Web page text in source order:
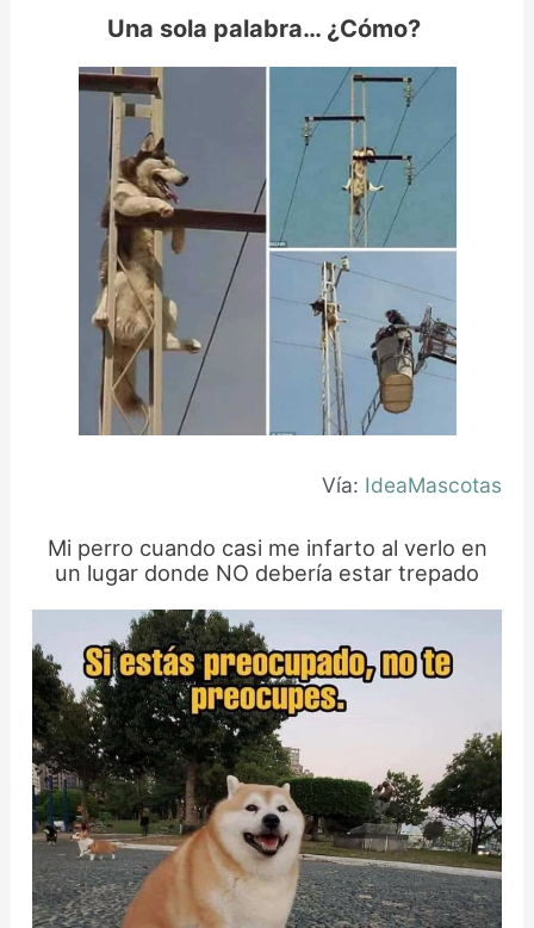
Una sola palabra… ¿Cómo?
Vía: IdeaMascotas
Mi perro cuando casi me infarto al verlo en
un lugar donde NO debería estar trepado